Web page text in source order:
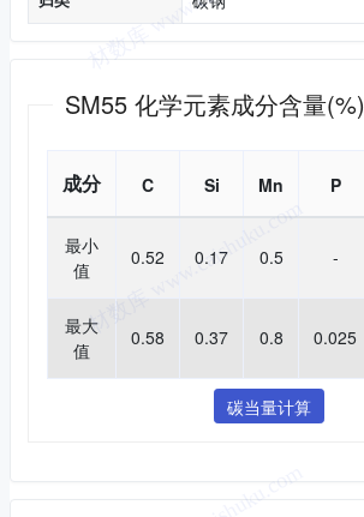
SM55 化学元素成分含量(%)
成分 C Si Mn P
最小
值
0.52 0.17 0.5 -
最大
值
0.58 0.37 0.8 0.025
碳当量计算